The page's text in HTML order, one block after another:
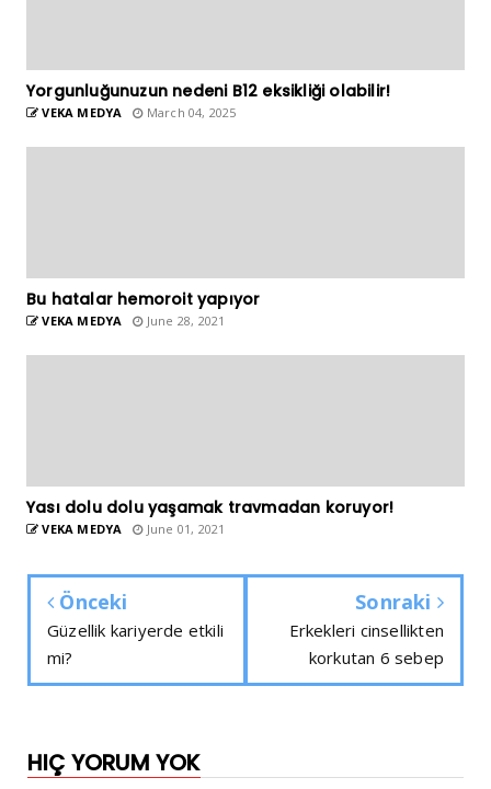
Yorgunluğunuzun nedeni B12 eksikliği olabilir!
VEKA MEDYA March 04, 2025
Bu hatalar hemoroit yapıyor
VEKA MEDYA June 28, 2021
Yası dolu dolu yaşamak travmadan koruyor!
VEKA MEDYA June 01, 2021
Önceki
Güzellik kariyerde etkili
mi?
Sonraki
Erkekleri cinsellikten
korkutan 6 sebep
HIÇ YORUM YOK